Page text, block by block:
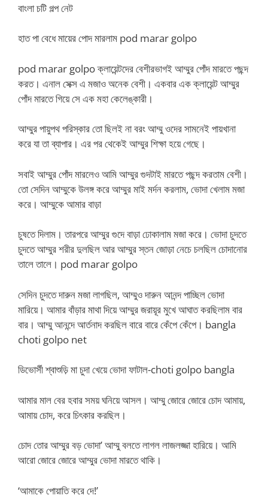
বাংলা চটি গল্প নেট
হাত পা বেধে মায়ের পোদ মারলাম pod marar golpo
pod marar golpo ক্লায়েন্টদের বেশীরভাগই আম্মুর পোঁদ মারতে পছন্দ
করত। এনাল সেক্স এ মজাও অনেক বেশী। একবার এক ক্লায়েন্ট আম্মুর
পোঁদ মারতে গিয়ে সে এক মহা কেলেঙ্কারী।
আম্মুর পায়ুপথ পরিস্কার তো ছিলই না বরং আম্মু ওদের সামনেই পায়খানা
করে যা তা ব্যাপার। এর পর থেকেই আম্মুর শিক্ষা হয়ে গেছে।
সবাই আম্মুর পোঁদ মারলেও আমি আম্মুর গুদটাই মারতে পছন্দ করতাম বেশী।
তো সেদিন আম্মুকে উলঙ্গ করে আম্মুর মাই মর্দন করলাম, ভোদা খেলাম মজা
করে। আম্মুকে আমার বাড়া
চুষতে দিলাম। তারপরে আম্মুর গুদে বাড়া ঢোকালাম মজা করে। ভোদা চুদতে
চুদতে আম্মুর শরীর দুলছিল আর আম্মুর স্তন জোড়া নেচে চলছিল চোদানোর
তালে তালে। pod marar golpo
সেদিন চুদতে দারুন মজা লাগছিল, আম্মুও দারুন আনন্দ পাচ্ছিল ভোদা
মারিয়ে। আমার বাঁড়ার মাথা দিয়ে আম্মুর জরায়ূর মুখে আঘাত করছিলাম বার
বার। আম্মু আনন্দে আর্তনাদ করছিল বারে বারে কেঁপে কেঁপে। bangla
choti golpo net
ডিভোর্সী শ্বাশুড়ি মা চুদা খেয়ে ভোদা ফাটাল-choti golpo bangla
আমার মাল বের হবার সময় ঘনিয়ে আসল। আম্মু জোরে জোরে চোদ আমায়,
আমায় চোদ, করে চিৎকার করছিল।
চোদ তোর আম্মুর বড় ভোদা’ আম্মু বলতে লাগল লাজলজ্জা হারিয়ে। আমি
আরো জোরে জোরে আম্মুর ভোদা মারতে থাকি।
‘আমাকে পোয়াতি করে দে!’